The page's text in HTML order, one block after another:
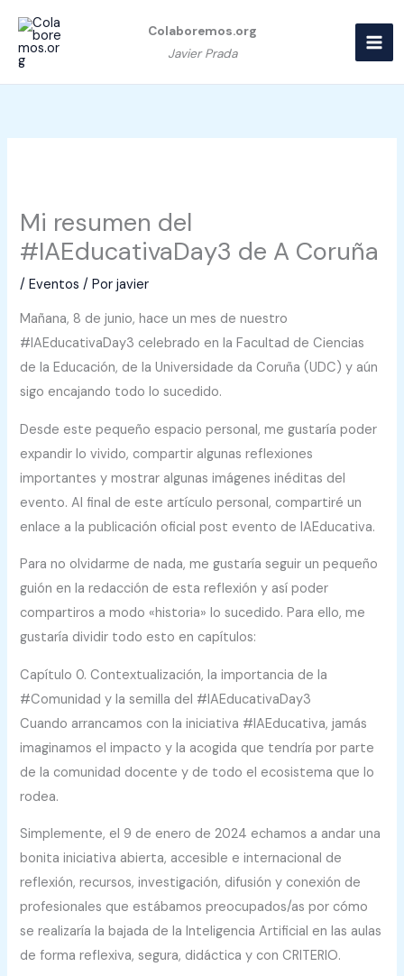
contenido
Colaboremos.org
Javier Prada
Mi resumen del
#IAEducativaDay3 de A Coruña
/Eventos / Porjavier
Mañana, 8 de junio, hace un mes de nuestro
#IAEducativaDay3 celebrado en la Facultad de Ciencias
de la Educación, de la Universidade da Coruña (UDC) y aún
sigo encajando todo lo sucedido.
Desde este pequeño espacio personal, me gustaría poder
expandir lo vivido, compartir algunas reflexiones
importantes y mostrar algunas imágenes inéditas del
evento. Al final de este artículo personal, compartiré un
enlace a la publicación oficial post evento de IAEducativa.
Para no olvidarme de nada, me gustaría seguir un pequeño
guión en la redacción de esta reflexión y así poder
compartiros a modo «historia» lo sucedido. Para ello, me
gustaría dividir todo esto en capítulos:
Capítulo 0. Contextualización, la importancia de la
#Comunidad y la semilla del #IAEducativaDay3
Cuando arrancamos con la iniciativa #IAEducativa, jamás
imaginamos el impacto y la acogida que tendría por parte
de la comunidad docente y de todo el ecosistema que lo
rodea.
Simplemente, el 9 de enero de 2024 echamos a andar una
bonita iniciativa abierta, accesible e internacional de
reflexión, recursos, investigación, difusión y conexión de
profesionales que estábamos preocupados/as por cómo
se realizaría la bajada de la Inteligencia Artificial en las aulas
de forma reflexiva, segura, didáctica y con CRITERIO.